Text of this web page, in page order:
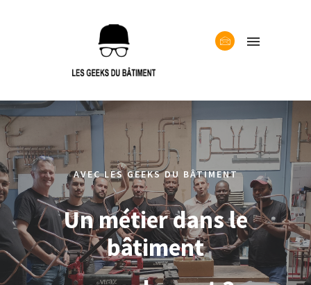
AVEC LES GEEKS DU BÂTIMENT
Un métier dans le
bâtiment